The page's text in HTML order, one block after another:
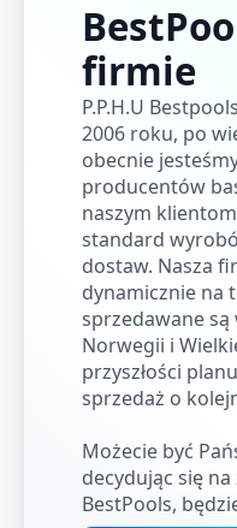
firmie
P.P.H.U
2006 roku, po
obecnie
producentów
naszym
standard
dostaw. Nasza
dynamicznie na
sprzedawane są
Norwegii i
przyszłości
sprzedaż o
Możecie być
decydując się
BestPools,